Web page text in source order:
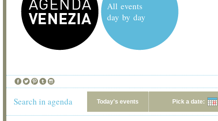
All events
day by day
Search in agenda Today's events Pick a date: